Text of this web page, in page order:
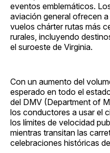
eventos emblemáticos.
aviación general ofrecen
vuelos chárter rutas más
rurales, incluyendo
el suroeste de Virginia.
Con un aumento del
esperado en todo el
del DMV (Department of
los conductores a usar el
los límites de velocidad
mientras transitan las
celebraciones históricas